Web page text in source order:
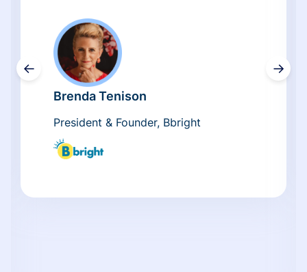
←
Brenda Tenison
President & Founder, Bbright
→